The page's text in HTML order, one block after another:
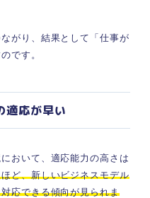
がり、結果として「仕事が
です。
応が早い
おいて、適応能力の高さは
ど、新しいビジネスモデル
応できる傾向が見られま